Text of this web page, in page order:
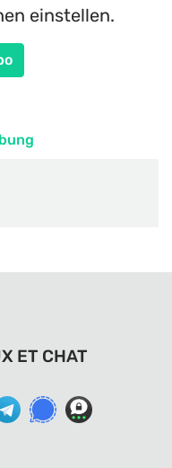
einstellen.
ET CHAT